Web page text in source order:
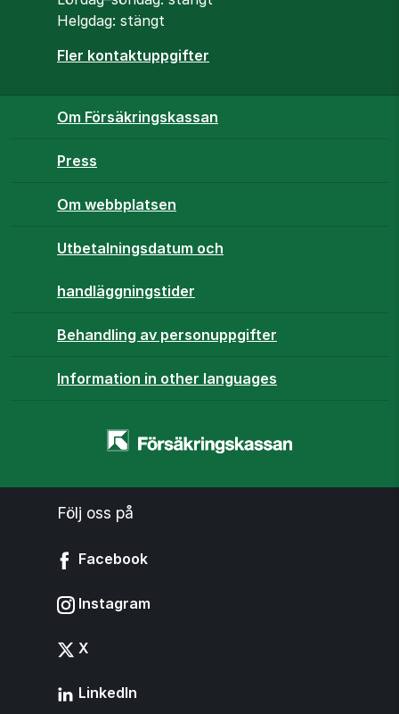
Helgdag: stängt
Fler kontaktuppgifter
Om Försäkringskassan
Press
Om webbplatsen
Utbetalningsdatum och
handläggningstider
Behandling av personuppgifter
Information in other languages
Startsidan
Följ oss på
Facebook
Instagram
X
LinkedIn